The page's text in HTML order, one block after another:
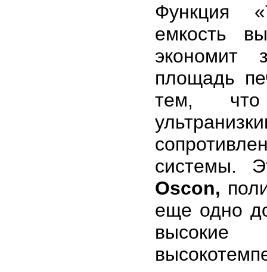
Функция
емкость
экономит
площадь
тем, что
системы.
Oscon,
еще одно